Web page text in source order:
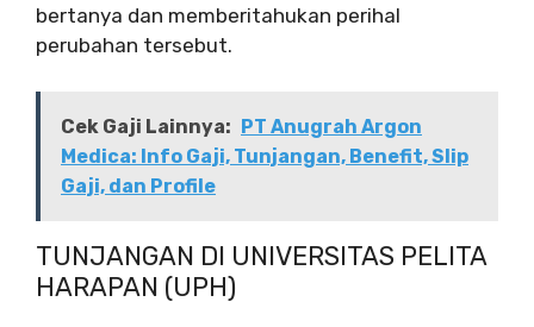
bertanya dan memberitahukan perihal
perubahan tersebut.
Cek Gaji Lainnya: PT Anugrah Argon
Medica: Info Gaji, Tunjangan, Benefit, Slip
Gaji, dan Profile
TUNJANGAN DI UNIVERSITAS PELITA
HARAPAN (UPH)